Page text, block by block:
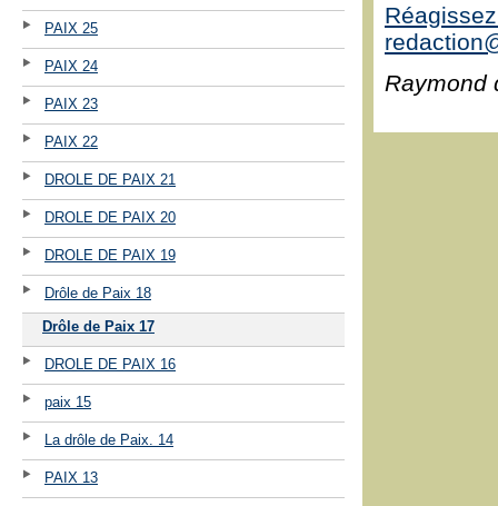
PAIX 25
PAIX 24
PAIX 23
PAIX 22
DROLE DE PAIX 21
DROLE DE PAIX 20
DROLE DE PAIX 19
Drôle de Paix 18
Drôle de Paix 17
DROLE DE PAIX 16
paix 15
La drôle de Paix. 14
PAIX 13
Raymond